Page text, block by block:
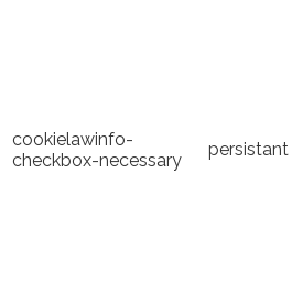
cookielawinfo-
checkbox-necessary
persistant